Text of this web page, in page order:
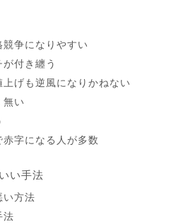
争になりやすい
付き纏う
げも逆風になりかねない
無い
字になる人が多数
い手法
い方法
法